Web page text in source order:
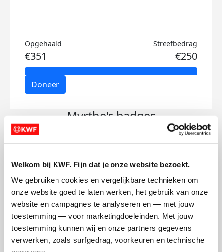
Welkom bij KWF. Fijn dat je onze website bezoekt.
We gebruiken cookies en vergelijkbare technieken om
onze website goed te laten werken, het gebruik van onze
website en campagnes te analyseren en — met jouw
toestemming — voor marketingdoeleinden. Met jouw
toestemming kunnen wij en onze partners gegevens
verwerken, zoals surfgedrag, voorkeuren en technische
Opgehaald
€351
Streefbedrag
€250
Doneer
Myrthe's badges